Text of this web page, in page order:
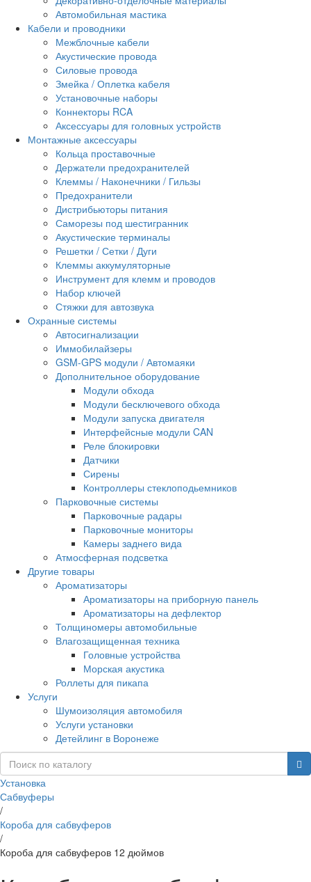
Автомобильная мастика
Кабели и проводники
Межблочные кабели
Акустические провода
Силовые провода
Змейка / Оплетка кабеля
Установочные наборы
Коннекторы RCA
Аксессуары для головных устройств
Монтажные аксессуары
Кольца проставочные
Держатели предохранителей
Клеммы / Наконечники / Гильзы
Предохранители
Дистрибьюторы питания
Саморезы под шестигранник
Акустические терминалы
Решетки / Сетки / Дуги
Клеммы аккумуляторные
Инструмент для клемм и проводов
Набор ключей
Стяжки для автозвука
Охранные системы
Автосигнализации
Иммобилайзеры
GSM-GPS модули / Автомаяки
Дополнительное оборудование
Модули обхода
Модули бесключевого обхода
Модули запуска двигателя
Интерфейсные модули CAN
Реле блокировки
Датчики
Сирены
Контроллеры стеклоподьемников
Парковочные системы
Парковочные радары
Парковочные мониторы
Камеры заднего вида
Атмосферная подсветка
Другие товары
Ароматизаторы
Ароматизаторы на приборную панель
Ароматизаторы на дефлектор
Толщиномеры автомобильные
Влагозащищенная техника
Головные устройства
Морская акустика
Роллеты для пикапа
Услуги
Шумоизоляция автомобиля
Услуги установки
Детейлинг в Воронеже
Установка
Сабвуферы
/
Короба для сабвуферов
/
Короба для сабвуферов 12 дюймов